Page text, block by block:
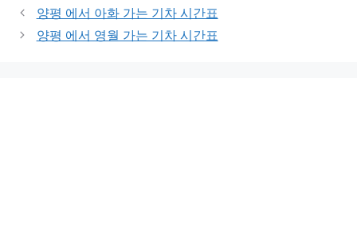
양평 에서 아화 가는 기차 시간표
양평 에서 영월 가는 기차 시간표